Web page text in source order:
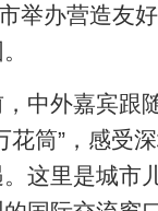
举办营造友
中外嘉宾跟
花筒”，感受
这里是城市